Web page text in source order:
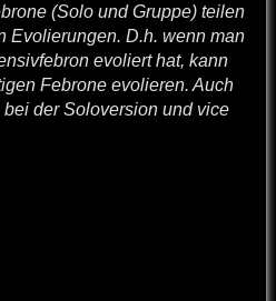
(Solo und Gruppe) teilen
Evolierungen. D.h. wenn man
evoliert hat, kann
Febrone evolieren. Auch
der Soloversion und vice